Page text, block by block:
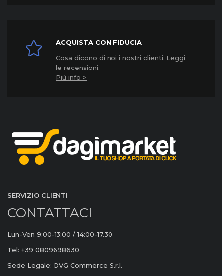
ACQUISTA CON FIDUCIA
Cosa dicono di noi i nostri clienti. Leggi
le recensioni.
Più info >
SERVIZIO CLIENTI
CONTATTACI
Lun-Ven 9:00-13:00 / 14:00-17.30
Tel: +39 0809698630
Sede Legale: DVG Commerce S.r.l.